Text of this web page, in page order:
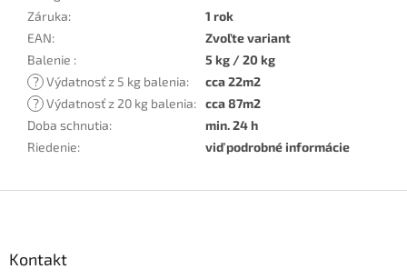
Záruka:
1 rok
EAN:
Zvoľte variant
Balenie :
5 kg / 20 kg
? Výdatnosť z 5 kg balenia:
cca 22m2
? Výdatnosť z 20 kg balenia: cca 87m2
Doba schnutia:
min. 24 h
Riedenie: viď podrobné informácie
Kontakt